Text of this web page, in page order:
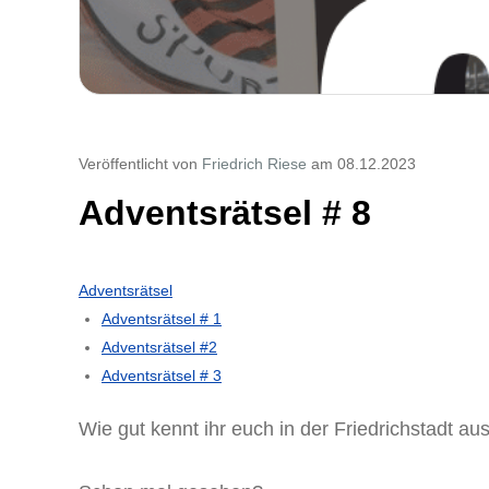
Veröffentlicht von Friedrich Riese am 08.12.2023
Adventsrätsel # 8
Adventsrätsel
Adventsrätsel # 1
Adventsrätsel #2
Adventsrätsel # 3
Wie gut kennt ihr euch in der Friedrichstadt